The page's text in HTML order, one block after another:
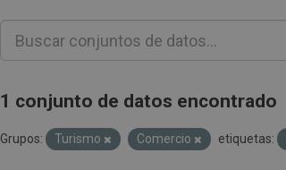
1 conjunto de datos encontrado
Grupos: Turismo Comercio etiquetas: